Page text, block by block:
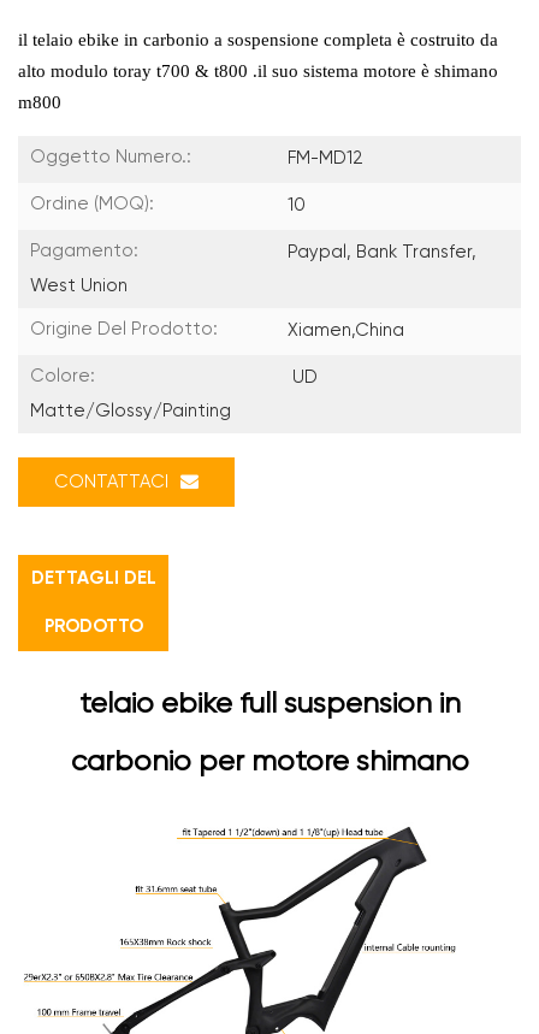
il telaio ebike in carbonio a sospensione completa è costruito da
alto modulo toray t700 & t800 .il suo sistema motore è shimano
m800
Oggetto Numero.: FM-MD12
Ordine (MOQ): 10
Pagamento:
Paypal, Bank Transfer,
West Union
Origine Del Prodotto: Xiamen,China
Colore:
UD
Matte/Glossy/painting
CONTATTACI
DETTAGLI DEL
PRODOTTO
telaio ebike full suspension in
carbonio per motore shimano